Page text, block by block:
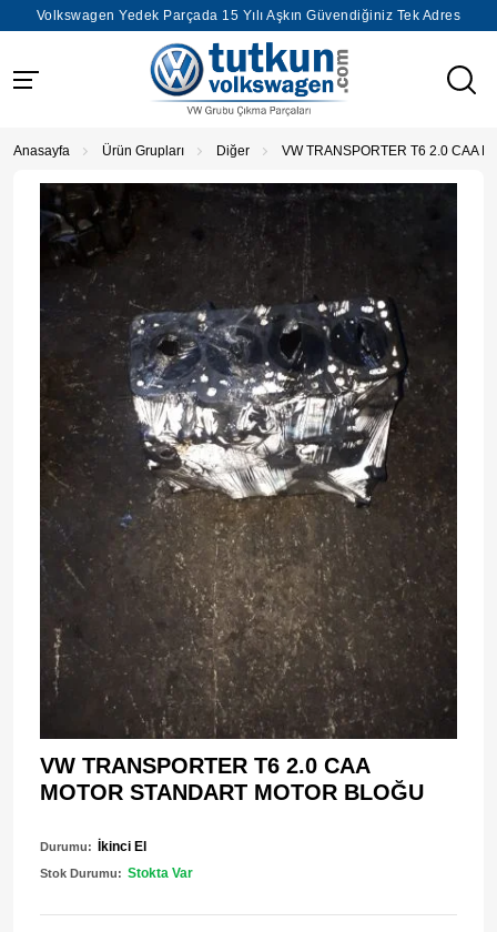
Volkswagen Yedek Parçada 15 Yılı Aşkın Güvendiğiniz Tek Adres
Anasayfa Ürün Grupları Diğer VW TRANSPORTER T6 2.0 CAA
VW TRANSPORTER T6 2.0 CAA
MOTOR STANDART MOTOR BLOĞU
Durumu: İkinci El
Stok Durumu: Stokta Var